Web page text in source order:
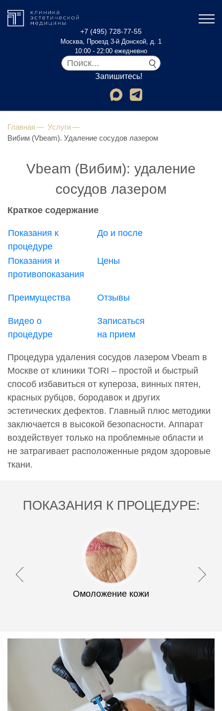
+7 (495) 728-77-55
Москва, Проезд 3-й Донской, д. 1
10:00 - 22:00 ежедневно
Запишитесь!
Главная
Услуги
Вибим (Vbeam). Удаление сосудов лазером
Vbeam (Вибим): удаление
сосудов лазером
Краткое содержание
Показания к
процедуре
До и после
Показания и
противопоказания
Цены
Преимущества Отзывы
Видео о
процедуре
Записаться
на прием
Процедура удаления сосудов лазером Vbeam в
Москве от клиники TORI – простой и быстрый
способ избавиться от купероза, винных пятен,
красных рубцов, бородавок и других
эстетических дефектов. Главный плюс методики
заключается в высокой безопасности. Аппарат
воздействует только на проблемные области и
не затрагивает расположенные рядом здоровые
ткани.
ПОКАЗАНИЯ К ПРОЦЕДУРЕ:
Омоложение кожи